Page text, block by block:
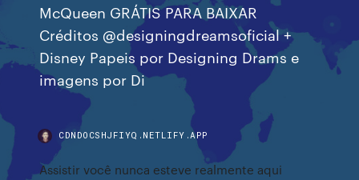
McQueen GRÁTIS PARA BAIXAR
Créditos @designingdreamsoficial +
Disney Papeis por Designing Drams e
imagens por Di
CDNDOCSHJFIYQ.NETLIFY.APP
Assistir você nunca esteve realmente aqui